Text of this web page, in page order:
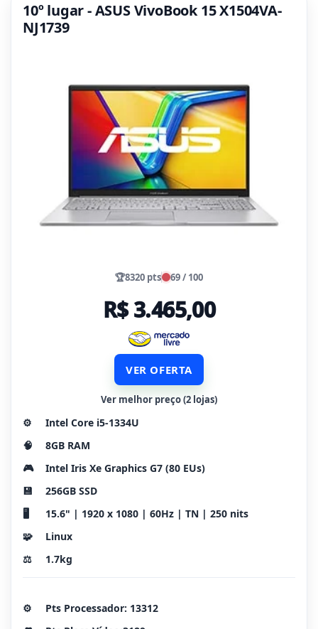
10º lugar - ASUS VivoBook 15 X1504VA-
NJ1739
🏆8320 pts 69 / 100
R$ 3.465,00
VER OFERTA
Ver melhor preço (2 lojas)
⚙️
Intel Core i5-1334U
🧠
8GB RAM
🎮
Intel Iris Xe Graphics G7 (80 EUs)
💾
256GB SSD
🖥️
15.6" | 1920 x 1080 | 60Hz | TN | 250 nits
🧩
Linux
⚖️
1.7kg
⚙️
Pts Processador: 13312